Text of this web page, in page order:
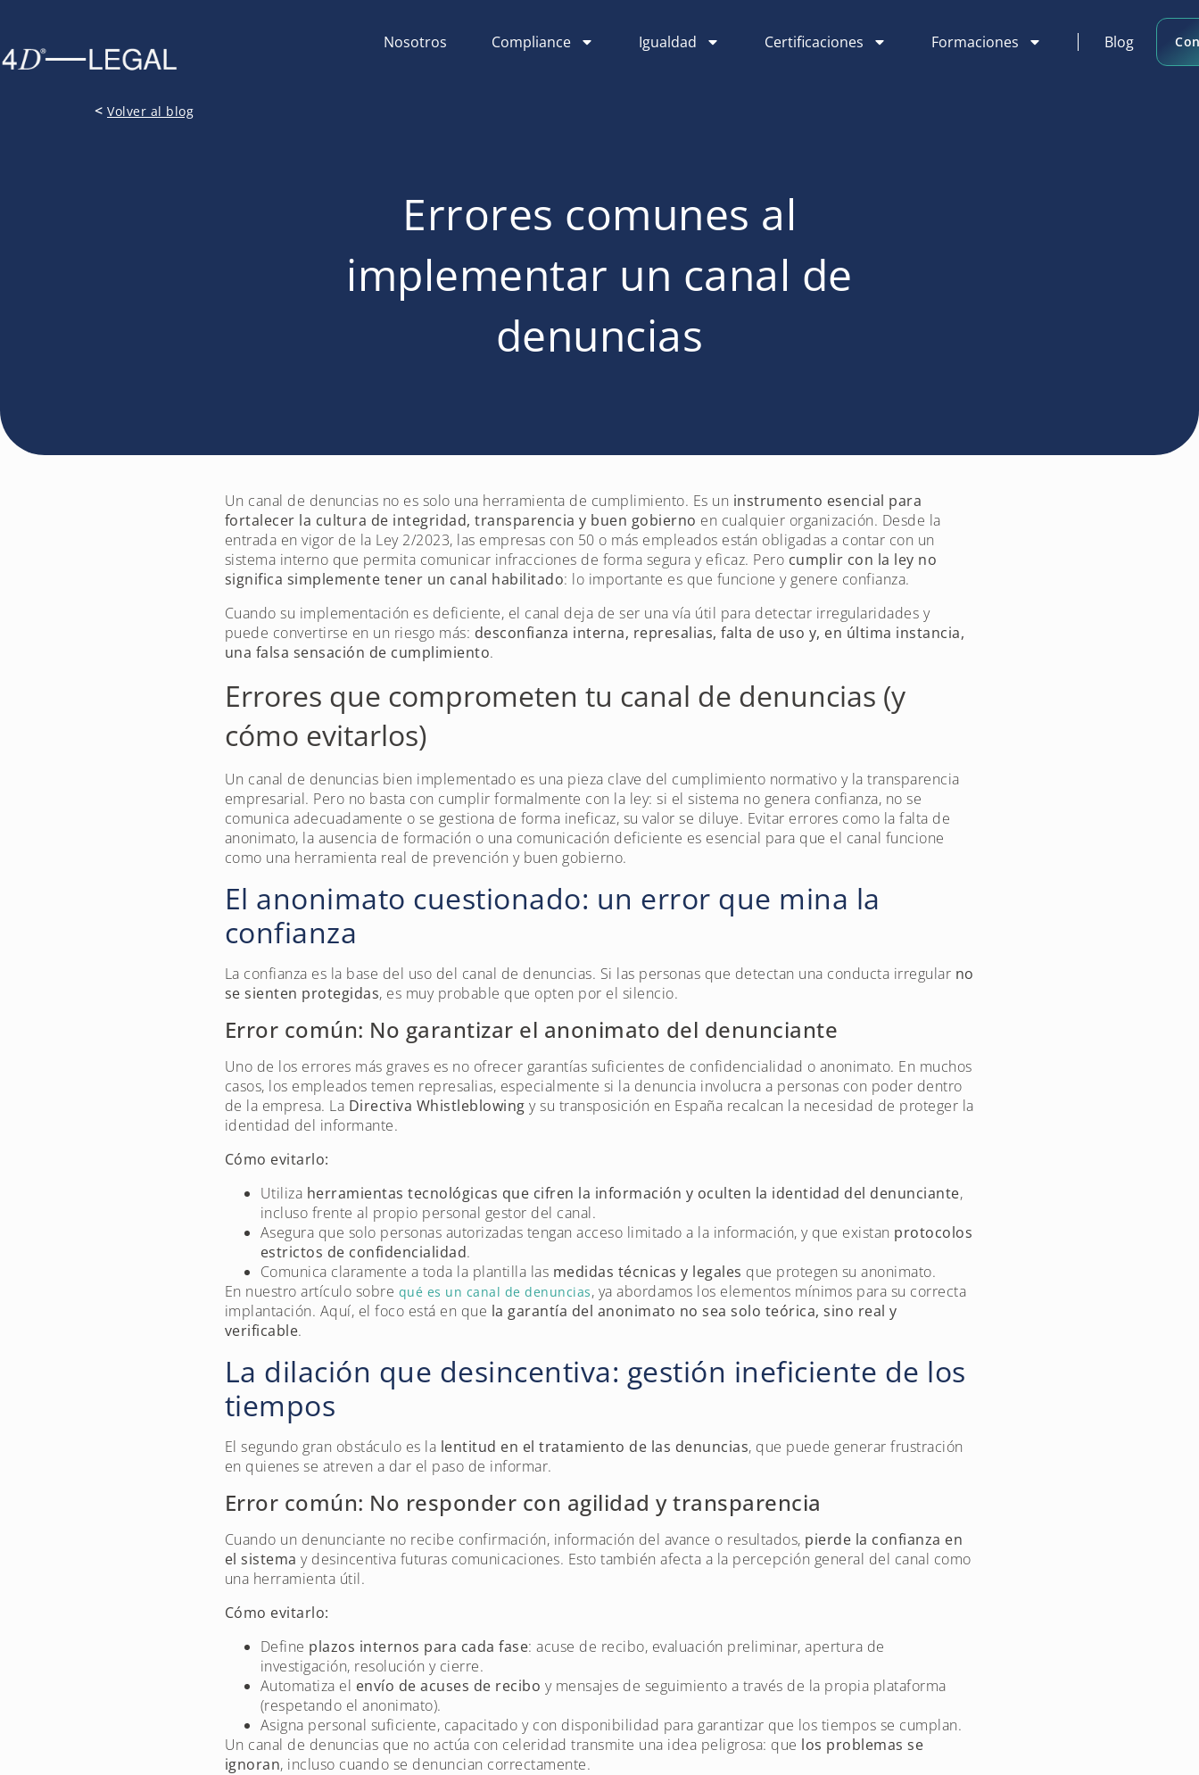
Nosotros Compliance Igualdad Certificaciones Formaciones Blog
< Volver al blog
Errores comunes al
implementar un canal de
denuncias
Un canal de denuncias no es solo una herramienta de cumplimiento. Es un instrumento esencial para
fortalecer la cultura de integridad, transparencia y buen gobierno en cualquier organización. Desde la
entrada en vigor de la Ley 2/2023, las empresas con 50 o más empleados están obligadas a contar con un
sistema interno que permita comunicar infracciones de forma segura y eficaz. Pero cumplir con la ley no
significa simplemente tener un canal habilitado: lo importante es que funcione y genere confianza.
Cuando su implementación es deficiente, el canal deja de ser una vía útil para detectar irregularidades y
puede convertirse en un riesgo más: desconfianza interna, represalias, falta de uso y, en última instancia,
una falsa sensación de cumplimiento.
Errores que comprometen tu canal de denuncias (y
cómo evitarlos)
Un canal de denuncias bien implementado es una pieza clave del cumplimiento normativo y la transparencia
empresarial. Pero no basta con cumplir formalmente con la ley: si el sistema no genera confianza, no se
comunica adecuadamente o se gestiona de forma ineficaz, su valor se diluye. Evitar errores como la falta de
anonimato, la ausencia de formación o una comunicación deficiente es esencial para que el canal funcione
como una herramienta real de prevención y buen gobierno.
El anonimato cuestionado: un error que mina la
confianza
La confianza es la base del uso del canal de denuncias. Si las personas que detectan una conducta irregular no
se sienten protegidas, es muy probable que opten por el silencio.
Error común: No garantizar el anonimato del denunciante
Uno de los errores más graves es no ofrecer garantías suficientes de confidencialidad o anonimato. En muchos
casos, los empleados temen represalias, especialmente si la denuncia involucra a personas con poder dentro
de la empresa. La Directiva Whistleblowing y su transposición en España recalcan la necesidad de proteger la
identidad del informante.
Cómo evitarlo:
Utiliza herramientas tecnológicas que cifren la información y oculten la identidad del denunciante,
incluso frente al propio personal gestor del canal.
Asegura que solo personas autorizadas tengan acceso limitado a la información, y que existan protocolos
estrictos de confidencialidad.
Comunica claramente a toda la plantilla las medidas técnicas y legales que protegen su anonimato.
En nuestro artículo sobre qué es un canal de denuncias, ya abordamos los elementos mínimos para su correcta
implantación. Aquí, el foco está en que la garantía del anonimato no sea solo teórica, sino real y
verificable.
La dilación que desincentiva: gestión ineficiente de los
tiempos
El segundo gran obstáculo es la lentitud en el tratamiento de las denuncias, que puede generar frustración
en quienes se atreven a dar el paso de informar.
Error común: No responder con agilidad y transparencia
Cuando un denunciante no recibe confirmación, información del avance o resultados, pierde la confianza en
el sistema y desincentiva futuras comunicaciones. Esto también afecta a la percepción general del canal como
una herramienta útil.
Cómo evitarlo:
Define plazos internos para cada fase: acuse de recibo, evaluación preliminar, apertura de
investigación, resolución y cierre.
Automatiza el envío de acuses de recibo y mensajes de seguimiento a través de la propia plataforma
(respetando el anonimato).
Asigna personal suficiente, capacitado y con disponibilidad para garantizar que los tiempos se cumplan.
Un canal de denuncias que no actúa con celeridad transmite una idea peligrosa: que los problemas se
ignoran, incluso cuando se denuncian correctamente.